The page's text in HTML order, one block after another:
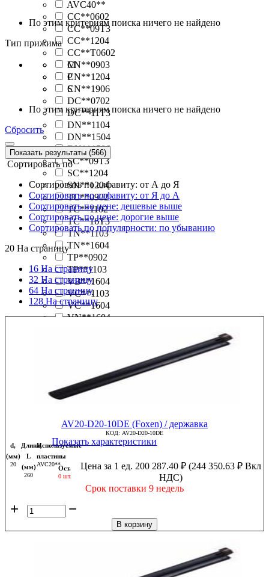
AVC40**
CC**0602
CC**09T3
CC**1204
CC**T0602
CN**0903
CN**1204
CN**1906
DC**0702
DC**11T3
DN**1104
DN**1504
DN**1506
SC**09T3
SC**1204
SN**1204
TC**0902
TC**1102
TC**16T3
TN**1103
TN**1604
TP**0902
TP**1103
VB**1604
VC**1103
VC**1604
VN**1604
По этим критериям поиска ничего не найдено
Тип прижима
M
P
S
По этим критериям поиска ничего не найдено
Сбросить
Показать результаты (566)
Сортировать по
Сортировать по алфавиту: от А до Я
Сортировать по алфавиту: от Я до А
Сортировать по цене: дешевые выше
Сортировать по цене: дорогие выше
Сортировать по популярности: по убыванию
20 На страницу
16 На страницу
32 На страницу
64 На страницу
128 На страницу
AV20-D20-10DE (Foxen) / державка
КОД: AV20-D20-10DE
d,
(мм)
20
Длина,
L
(мм)
260
Используемые
пластины
AVC20**
Показать характеристики
Ост.
0 шт.
Цена за 1 ед. 200 287.40 ₽ (244 350.63 ₽Вкл
НДС)
Срок поставки 9 недель
+ −
В корзину